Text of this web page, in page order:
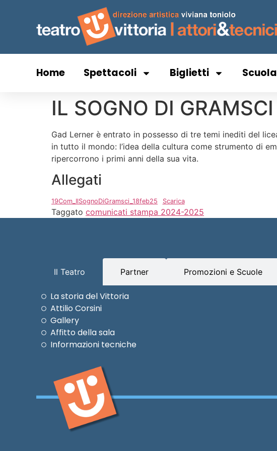
Home Spettacoli Biglietti
IL SOGNO DI
Gad Lerner è entrato in possesso di tre temi inediti del
in tutto il mondo: l’idea della cultura come strumento di
ripercorrono i primi anni della sua vita.
Allegati
19Com_IlSognoDiGramsci_18feb25 Scarica
Taggato comunicati stampa 2024-2025
Il Teatro Partner Promozioni e Scuole
La storia del Vittoria
Attilio Corsini
Gallery
Affitto della sala
Informazioni tecniche